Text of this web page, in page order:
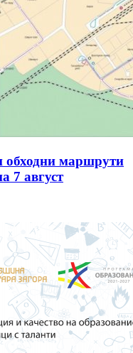
обходни маршрути
7 август